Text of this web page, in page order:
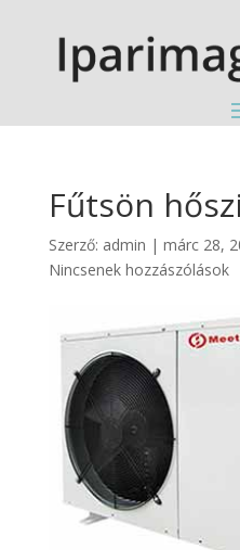
Fűtsön
Szerző: admin | márc 28,
Nincsenek hozzászólások